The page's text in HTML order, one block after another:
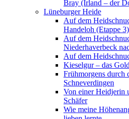
Bray (Irland – der
Lüneburger Heide
Auf dem
Handeloh (Etappe 3)
Auf dem
Niederhaverbeck
Auf dem
Kieselgur – das
Frühmorgens durch
Schneverdingen
Von einer Heidjerin
Schäfer
Wie meine